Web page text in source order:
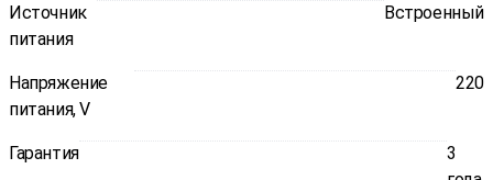
Источник
питания
Встроенный
Напряжение
питания, V
220
Гарантия
3